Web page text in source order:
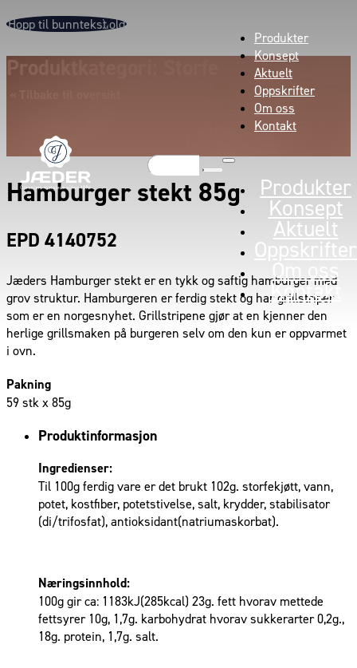
Hopp til hovedinnhold
Hopp til bunntekst
Søk
Produkter
Konsept
Aktuelt
Oppskrifter
Om oss
Kontakt
Produkter
Konsept
Aktuelt
Oppskrifter
Om oss
Kontakt
Produktkategori: Storfe
Hamburger stekt 85g
EPD 4140752
Jæders Hamburger stekt er en tykk og saftig hamburger med
grov struktur. Hamburgeren er ferdig stekt og har grillstriper
som er en norgesnyhet. Grillstripene gjør at en kjenner den
herlige grillsmaken på burgeren selv om den kun er oppvarmet
i ovn.
Pakning
59 stk x 85g
Produktinformasjon
Ingredienser:
Til 100g ferdig vare er det brukt 102g. storfekjøtt, vann,
potet, kostfiber, potetstivelse, salt, krydder, stabilisator
(di/trifosfat), antioksidant(natriumaskorbat).
Næringsinnhold:
100g gir ca: 1183kJ(285kcal) 23g. fett hvorav mettede
fettsyrer 10g, 1,7g. karbohydrat hvorav sukkerarter 0,2g.,
18g. protein, 1,7g. salt.